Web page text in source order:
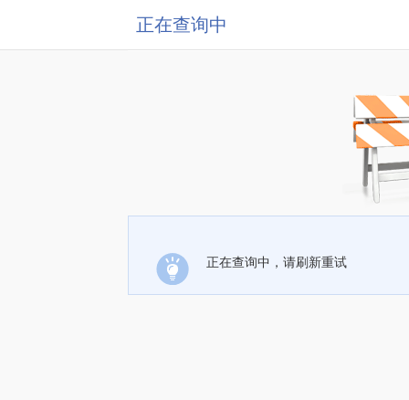
正在查询中
正在查询中，请刷新重试